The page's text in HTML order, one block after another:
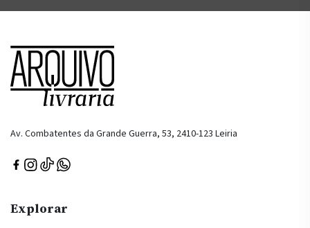
Av. Combatentes da Grande Guerra, 53, 2410-123 Leiria
Explorar